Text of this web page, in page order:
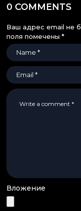
0 COMMENTS
Ваш адрес email не
поля помечены *
Вложение